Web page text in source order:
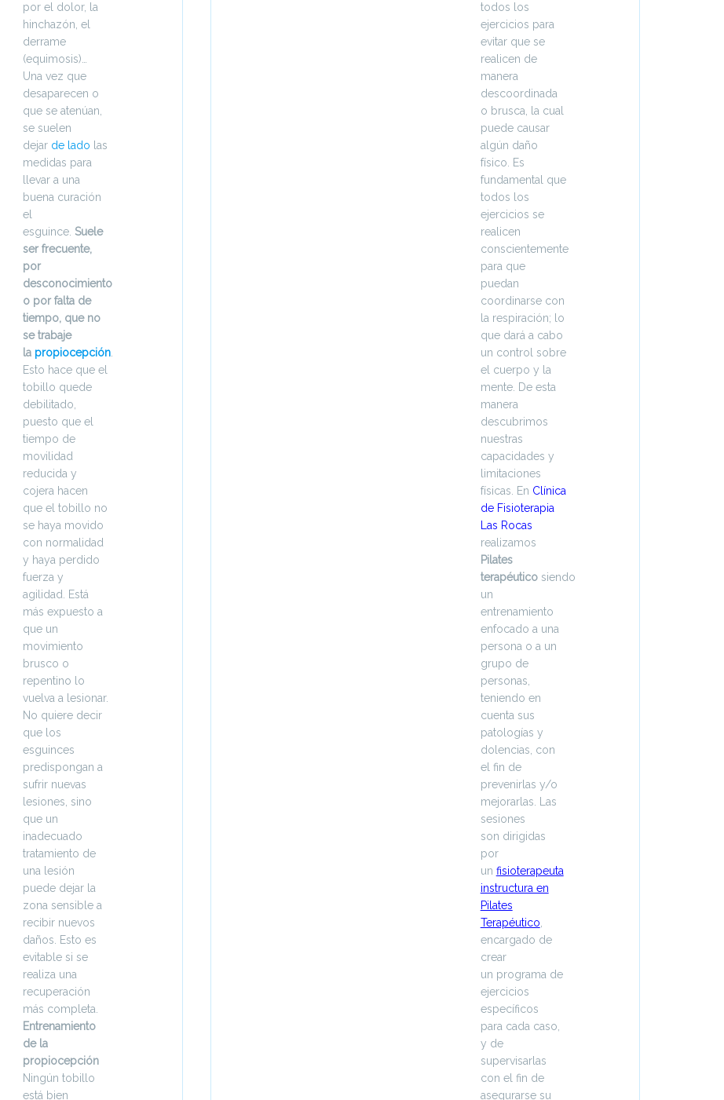
por el dolor, la
hinchazón, el
derrame
(equimosis)…
Una vez que
desaparecen o
que se atenúan,
se suelen
dejar de lado las
medidas para
llevar a una
buena curación
el
esguince. Suele
ser frecuente,
por
desconocimiento
o por falta de
tiempo, que no
se trabaje
la propiocepción
Esto hace que el
tobillo quede
debilitado,
puesto que el
tiempo de
movilidad
reducida y
cojera hacen
que el tobillo no
se haya movido
con normalidad
y haya perdido
fuerza y
agilidad. Está
más expuesto a
que un
movimiento
brusco o
repentino lo
vuelva a lesionar.
No quiere decir
que los
esguinces
predispongan a
sufrir nuevas
lesiones, sino
que un
inadecuado
tratamiento de
una lesión
puede dejar la
zona sensible a
recibir nuevos
daños. Esto es
evitable si se
realiza una
recuperación
más completa.
Entrenamiento
de la
propiocepción
Ningún tobillo
está bien
todos los
ejercicios para
evitar que se
realicen de
manera
descoordinada
o brusca, la cual
puede causar
algún daño
físico. Es
fundamental que
todos los
ejercicios se
realicen
conscientemente
para que
puedan
coordinarse con
la respiración; lo
que dará a cabo
un control sobre
el cuerpo y la
mente. De esta
manera
descubrimos
nuestras
capacidades y
limitaciones
físicas. En Clínica
de Fisioterapia
Las Rocas
realizamos
Pilates
terapéuticosiendo
un
entrenamiento
enfocado a una
persona o a un
grupo de
personas,
teniendo en
cuenta sus
patologías y
dolencias, con
el fin de
prevenirlas y/o
mejorarlas. Las
sesiones
son dirigidas
por
un fisioterapeuta
instructura en
Pilates
Terapéutico
encargado de
crear
un programa de
ejercicios
específicos
para cada caso,
y de
supervisarlas
con el fin de
asegurarse su